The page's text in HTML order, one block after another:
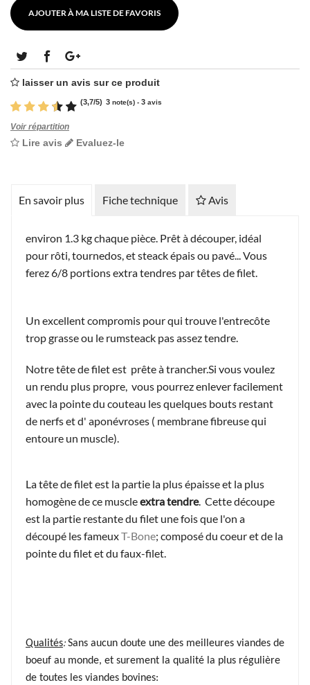
AJOUTER À MA LISTE DE FAVORIS
laisser un avis sur ce produit
(3,7/5) 3 note(s) - 3 avis
Voir répartition
Lire avis Evaluez-le
En savoir plus Fiche technique Avis
environ 1.3 kg chaque pièce. Prêt à découper, idéal
pour rôti, tournedos, et steack épais ou pavé... Vous
ferez 6/8 portions extra tendres par têtes de filet.
Un excellent compromis pour qui trouve l'entrecôte
trop grasse ou le rumsteack pas assez tendre.
Notre tête de filet est prête à trancher.Si vous voulez
un rendu plus propre, vous pourrez enlever facilement
avec la pointe du couteau les quelques bouts restant
de nerfs et d' aponévroses ( membrane fibreuse qui
entoure un muscle).
La tête de filet est la partie la plus épaisse et la plus
homogène de ce muscleextra tendre. Cette découpe
est la partie restante du filet une fois que l'on a
découpé les fameuxT-Bone; composé du coeur et de la
pointe du filet et du faux-filet.
Qualités:Sans aucun doute une des meilleures viandes de
boeuf au monde, et surement la qualité la plus régulière
de toutes les viandes bovines: